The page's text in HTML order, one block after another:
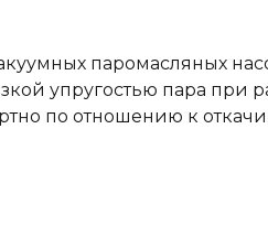
паромасляных
упругостью пара при
по отношению к